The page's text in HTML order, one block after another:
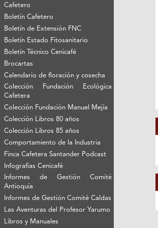
Cafetero
Boletín Cafetero
Boletín de Extensión FNC
Boletín Estado Fitosanitario
Boletín Técnico Cenicafé
Brocartas
Calendario de floración y cosecha
Colección Fundación Ecológica
Cafetera
Colección Fundación Manuel Mejía
Colección Libros 80 años
Colección Libros 85 años
Comportamiento de la Industria
Finca Cafetera Santander Podcast
Infografías Cenicafé
Informes de Gestión Comité
Antioquía
Informes de Gestión Comité Caldas
Las Aventuras del Profesor Yarumo
Libros y Manuales